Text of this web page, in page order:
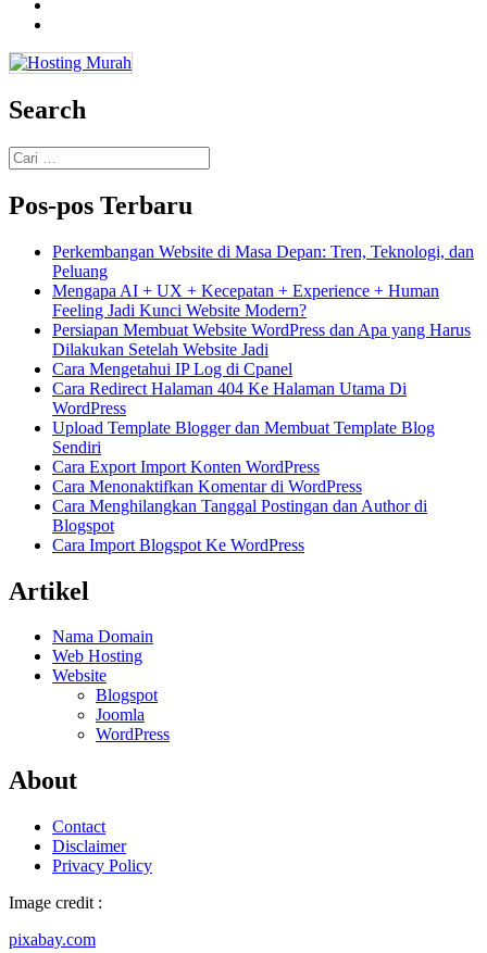
Search
Cari
untuk:
Pos-pos Terbaru
Perkembangan Website di Masa Depan: Tren, Teknologi, dan
Peluang
Mengapa AI + UX + Kecepatan + Experience + Human
Feeling Jadi Kunci Website Modern?
Persiapan Membuat Website WordPress dan Apa yang Harus
Dilakukan Setelah Website Jadi
Cara Mengetahui IP Log di Cpanel
Cara Redirect Halaman 404 Ke Halaman Utama Di
WordPress
Upload Template Blogger dan Membuat Template Blog
Sendiri
Cara Export Import Konten WordPress
Cara Menonaktifkan Komentar di WordPress
Cara Menghilangkan Tanggal Postingan dan Author di
Blogspot
Cara Import Blogspot Ke WordPress
Artikel
Nama Domain
Web Hosting
Website
Blogspot
Joomla
WordPress
About
Contact
Disclaimer
Privacy Policy
Image credit :
pixabay.com